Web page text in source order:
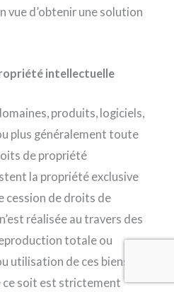
vue d’obtenir une solution
intellectuelle
produits, logiciels,
plus généralement toute
de propriété
la propriété exclusive
cession de droits de
réalisée au travers des
totale ou
utilisation de ces biens
soit est strictement